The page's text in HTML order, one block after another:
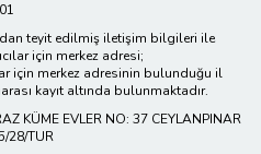
teyit edilmiş iletişim bilgileri ile
için merkez adresi;
için merkez adresinin bulunduğu il
kayıt altında bulunmaktadır.
KÜME EVLER NO: 37 CEYLANPINAR
28/TUR